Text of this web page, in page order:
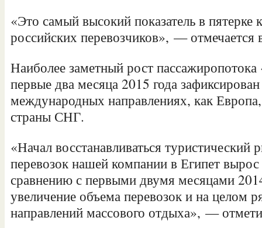
«Это самый высокий показатель в
российских перевозчиков», — отмечается
Наиболее заметный рост пассажиропотока
первые два месяца 2015 года
международных направлениях, как
страны СНГ.
«Начал восстанавливаться
перевозок нашей компании в Египет вырос
сравнению с первыми двумя месяцами
увеличение объема перевозок и на целом
направлений массового отдыха», —